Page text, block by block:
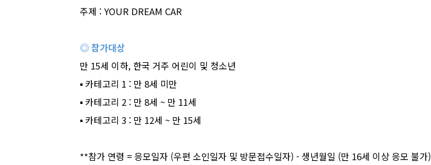
주제 : YOUR DREAM CAR
◎ 참가대상
만 15세 이하, 한국 거주 어린이 및 청소년
▪카테고리 1 : 만 8세 미만
▪카테고리 2 : 만 8세 ~ 만 11세
▪카테고리 3 : 만 12세 ~ 만 15세
**참가 연령 =응모일자 (우편 소인일자 및 방문접수일자) -생년월일 (만 16세 이상 응모 불가)